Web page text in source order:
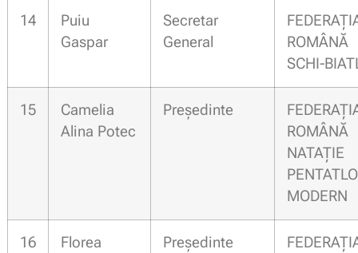
14
Puiu
Gaspar
Secretar
General
SCHI-
15
Camelia
Alina Potec
Președinte
MODERN
16
Florea
Președinte